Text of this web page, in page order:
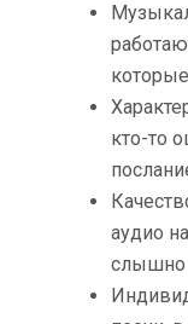
кто-то
аудио
слышно